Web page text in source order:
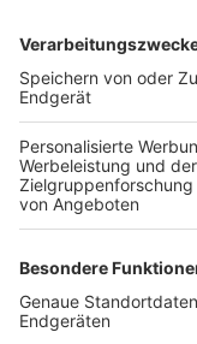
TOP-VEREINE
TOP-PARTNER